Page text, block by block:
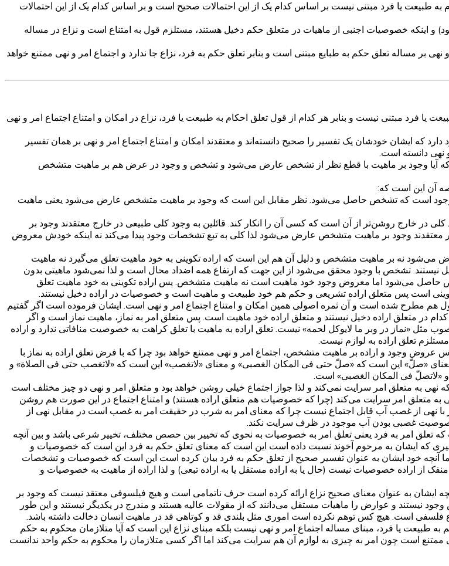
به طبیعت یا فرد مبتنی نیست بر اساس کدام یک از این احتمالات صحیح است و بر اساس کدام یک از این احتمالات
و اینکه خصوصیات اجنبی از ماهیات در متعلق حکم دخیل هستند، مستلزم قول به امتناع است و نزاع در مساله
بر مساله تعلق حکم به طبایع مبتنی است و بنابر تعلق حکم به فرد، نزاع جا ندارد و اجتماع امر و نهی ممتنع خواهد
یا فرد مبتنی نیست و بنابر هر کدام از قول تعلق احکام به طبیعت یا فرد، نزاع در امکان و امتناع اجتماع امر و نهی
که ایشان خودشان یک تفسیر را صحیح دانسته‌اند و معتقدند امکان و امتناع اجتماع امر و نهی بر همان تفسیر
نهی دانسته است.
که آیا وجود بر ماهیت با قطع نظر از تشخص عارض می‌شود و تشخص و وجود در عرض هم بر ماهیت متشخص
آن این است که:
است که تشخص حاصل می‌شود. نظر مقابل این است که وجود بر ماهیت متشخص عارض می‌شود یعنی ماهیت
در خارج روشن‌تر از آن است که کسی آن را انکار کند. قائلین به وجود کلی طبیعی در خارج معتقدند وجود بر
وجود بر ماهیت متشخص عارض می‌شود لذا کلی به تبع تشخصات وجود پیدا می‌کند نه اینکه خودش معروض
نه بر ماهیت متشخص و دلیل آن هم این است که اراده تکوینی به خود ماهیت تعلق می‌گیرد نه ماهیت
تشخص با وجود محقق می‌شود از این جهت که ارتفاع همه اضداد محال است و لذا نمی‌شود ماهیتی بدون
حاصل می‌شود اما معروض وجود خود ماهیت است نه ماهیت متشخص. پس اراده تکوینی به خود ماهیت تعلق
است پس متعلق اراده تشریعی و حکم هم خود طبیعت و ماهیت است و خصوصیات در اراده دخیل نیستند.
مطرح شده است و آن ثمره اصولی همین امکان و امتناع اجتماع امر و نهی است. ایشان فرموده است اگر گفتیم
متعلق اراده دخیل نیستند و متعلق اراده خود ماهیت است. پس متعلق امر به نماز، ماهیت نماز است و اگر
«نماز در وبر ما لایوکل لحمه» نیست. تعلق اراده به ماهیت با تعلق کراهت به خصوصیت منافاتی ندارد و اراده
تعلق اراده به لوازم نیست.
عروض وجود و اراده بر ماهیت متشخص، اجتماع امر و نهی ممتنع خواهد بود چرا که با فرض تعلق اراده به نماز با
این است که «صلّ حتی فی المکان الغصبی» و معنای «لاتغصب» این است که «لاتغصب حتی فی الصلاة» و
«لاتصلّ فی المکان الغصبی» است.
نهی به متعلق امر سرایت نمی‌کند و لذا جواز اجتماع خیلی روشن خواهد بود و متعلق امر و نهی دو چیز مختلف است
به متعلق امر سرایت می‌کند (چرا که خصوصیات هم متعلق اراده هستند) و امتناع اجتماع در این صورت هم روشن
از غصب آب قابل اجتماع نیست چرا که معنای امر به شرب در حقیقت امر به غصب است در مقابل نهی از
غصبی بودن آب موجود در ظرف سرایت نکند.
که تعلق امر به فرد یعنی تعلق امر به خصوصیات به نحوی که تخییر بین حصص مختلف، تخییر شرعی باشد و بین آنچه
که ایشان به مرحوم آخوند نسبت داده است این است که معنای تعلق حکم به فرد این است که خصوصیات و
آنچه خود ایشان به عنوان تفسیر صحیح از تعلق حکم به فرد بیان کرده است این است که خصوصیات و تشخصات
از اراده خصوصیات نیست (حال یا به اراده مستقل یا به اراده تبعی) و لذا اراده از ماهیت به خصوصیات و
ایشان به عنوان معنای صحیح نزاع ارائه کرده است حرف ناتمامی است و هیچ فیلسوفی معتقد نیست که وجود بر
و عوارض را ماهیات مستقل می‌دانند که از مقولات عالیه هستند و مندرج در یکدیگر نیستند و این طور
است. هیچ کس توهم نکرده است اموری مثل بلندی قد و کوتاهی قد در ماهیت انسان دخالت داشته باشد.
یا فرد، مبنای مساله اجتماع امر و نهی نیست بلکه مبنای نزاع این است که آیا متلازمان محکوم به حکم
ممتنع است چون امر به چیزی به لوازم آن هم سرایت می‌کند اما اگر کسی متلازمان را محکوم به حکم واحد ندانست